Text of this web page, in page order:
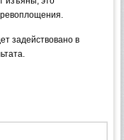
задействовано в